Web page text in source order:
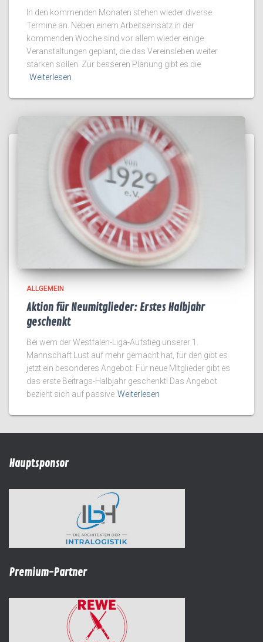
In den kommenden Monaten stehen wieder diverse
Termine an. Neben einem Arbeitseinsatz in der
kommenden Woche sind vor allem wieder einige
Veranstaltungen geplant, die das Vereinsleben weiter
stärken sollen. Zur besseren Planung gibt es die
Weiterlesen
ALLGEMEIN
Aktion für Neumitglieder: Erstes Halbjahr
geschenkt
Bei wem der Westfalen-Liga-Aufstieg unserer 1.
Mannschaft Lust auf mehr gemacht hat, für den gibt es
jetzt ein besonderes Angebot: Für neue Mitglieder gibt es
das erste Beitrags-Halbjahr geschenkt! Das Angebot
bezieht sich auf passive Weiterlesen
Hauptsponsor
Premium-Partner